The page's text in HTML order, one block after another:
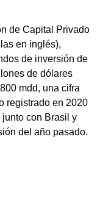
de Capital Privado
en inglés),
de inversión de
de dólares
mdd, una cifra
registrado en 2020
junto con Brasil y
del año pasado.